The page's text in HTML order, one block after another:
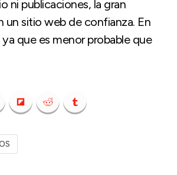
ni publicaciones, la gran
un sitio web de confianza. En
que es menor probable que